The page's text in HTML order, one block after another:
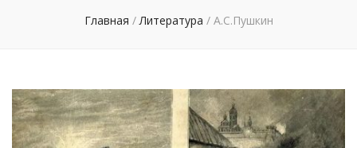
Главная / Литература / А.С.Пушкин